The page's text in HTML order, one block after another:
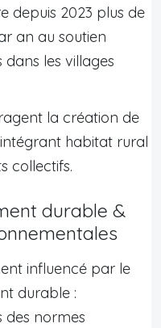
depuis 2023 plus de
an au soutien
dans les villages
la création de
habitat rural
collectifs.
durable &
influencé par le
durable :
des normes